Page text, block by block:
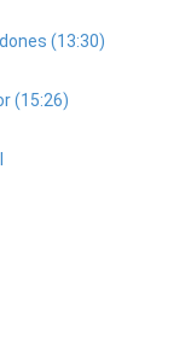
(13:30)
(15:26)